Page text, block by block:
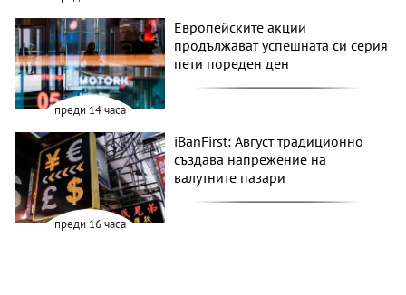
преди 14 часа
Европейските акции
продължават успешната си серия
пети пореден ден
преди 16 часа
iBanFirst: Август традиционно
създава напрежение на
валутните пазари